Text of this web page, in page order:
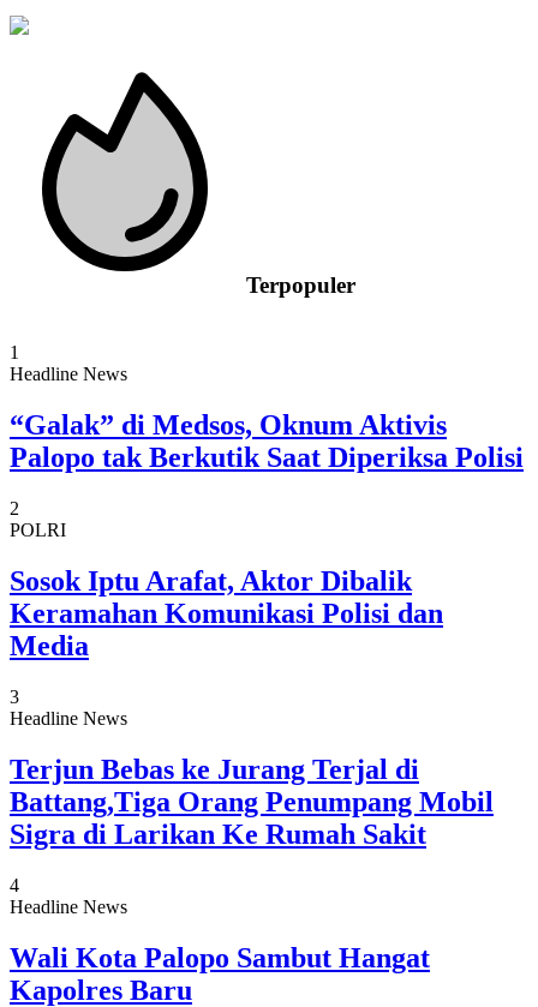
Terpopuler
1
Headline News
“Galak” di Medsos, Oknum Aktivis
Palopo tak Berkutik Saat Diperiksa Polisi
2
POLRI
Sosok Iptu Arafat, Aktor Dibalik
Keramahan Komunikasi Polisi dan
Media
3
Headline News
Terjun Bebas ke Jurang Terjal di
Battang,Tiga Orang Penumpang Mobil
Sigra di Larikan Ke Rumah Sakit
4
Headline News
Wali Kota Palopo Sambut Hangat
Kapolres Baru